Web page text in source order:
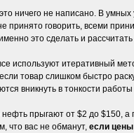
ничего не написано. В
принято говорить, всеми
это сделать и
используют итеративный
товар слишком быстро
вникнуть в тонкости
нефть прыгают от $2 до $150, а
что вас не обманут, если цены